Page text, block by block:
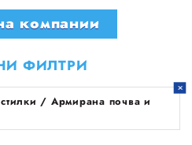
НАС
компании
ФИЛТРИ
/ Армирана почва и